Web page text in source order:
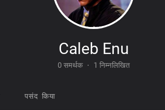
Caleb Enu
0 समर्थक · 1 निम्नलिखित
पसंद किया